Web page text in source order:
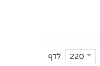
220 לדף